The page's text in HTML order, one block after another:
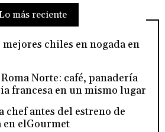
más reciente
chiles en nogada en
Norte: café, panadería
francesa en un mismo lugar
chef antes del estreno de
en elGourmet